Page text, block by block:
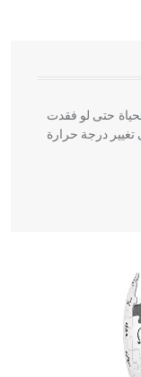
حتى لو فقدت
تغيير درجة حرارة
الرأس. ويعود